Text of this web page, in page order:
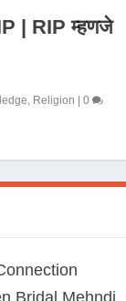
| RIP म्हणजे
, Religion 0